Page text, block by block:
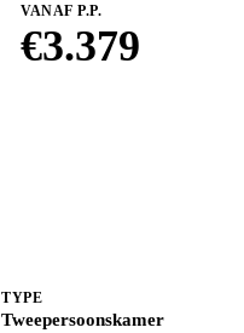
VANAF P.P.
€3.379
TYPE
Tweepersoonskamer